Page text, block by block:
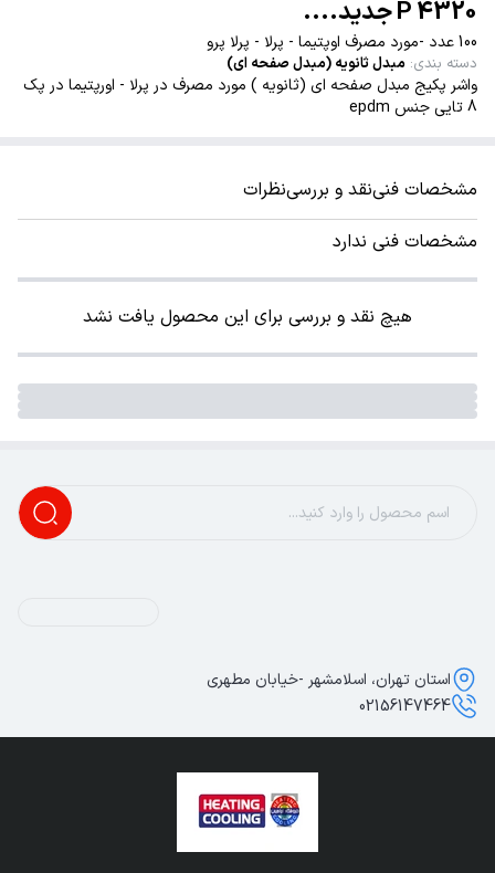
4320 P جدید....
100 عدد -مورد مصرف اوپتیما - پرلا - پرلا پرو
دسته بندی: مبدل ثانویه (مبدل صفحه ای)
واشر پکیج مبدل صفحه ای (ثانویه ) مورد مصرف در پرلا - اورپتیما در پک
8 تایی جنس epdm
مشخصات فنینقد و بررسینظرات
مشخصات فنی ندارد
هیچ نقد و بررسی برای این محصول یافت نشد
استان تهران، اسلامشهر -خیابان مطهری
02156147464